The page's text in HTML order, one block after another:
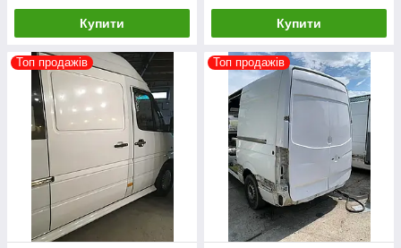
Купити Купити
Топ продажів Топ продажів